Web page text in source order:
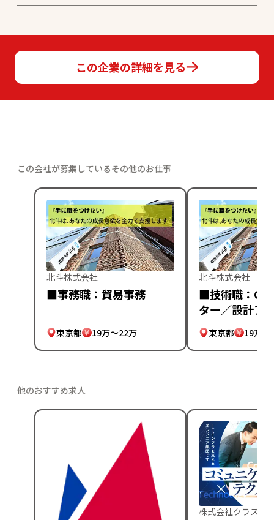
この企業の詳細を見る
この会社が募集しているその他のお仕事
北斗株式会社
■事務職：貿易事務
東京都 19万～22万
北斗株式会社
■技術職：
ター／設計ア
東京都 19万～
他のおすすめ求人
株式会社クラスア